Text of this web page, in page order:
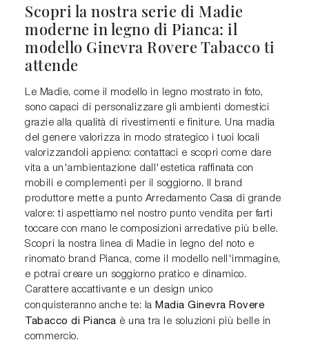
Scopri la nostra serie di Madie
moderne in legno di Pianca: il
modello Ginevra Rovere Tabacco ti
attende
Le Madie, come il modello in legno mostrato in foto,
sono capaci di personalizzare gli ambienti domestici
grazie alla qualità di rivestimenti e finiture. Una madia
del genere valorizza in modo strategico i tuoi locali
valorizzandoli appieno: contattaci e scopri come dare
vita a un'ambientazione dall'estetica raffinata con
mobili e complementi per il soggiorno. Il brand
produttore mette a punto Arredamento Casa di grande
valore: ti aspettiamo nel nostro punto vendita per farti
toccare con mano le composizioni arredative più belle.
Scopri la nostra linea di Madie in legno del noto e
rinomato brand Pianca, come il modello nell'immagine,
e potrai creare un soggiorno pratico e dinamico.
Carattere accattivante e un design unico
conquisteranno anche te: la Madia Ginevra Rovere
Tabacco di Pianca è una tra le soluzioni più belle in
commercio.